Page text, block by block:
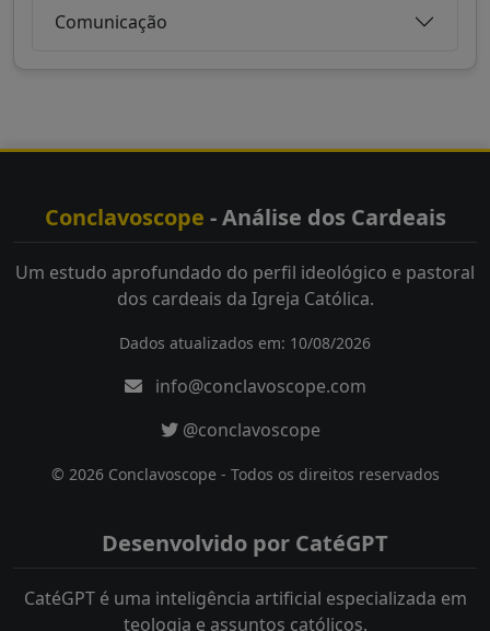
Comunicação
Conclavoscope - Análise dos Cardeais
Um estudo aprofundado do perfil ideológico e pastoral
dos cardeais da Igreja Católica.
Dados atualizados em: 10/08/2026
info@conclavoscope.com
@conclavoscope
© 2026 Conclavoscope - Todos os direitos reservados
Desenvolvido por CatéGPT
CatéGPT é uma inteligência artificial especializada em
teologia e assuntos católicos.